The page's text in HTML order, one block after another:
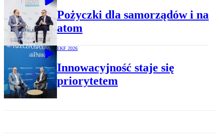
Pożyczki dla samorządów i na
atom
EKF 2026
Innowacyjność staje się
priorytetem